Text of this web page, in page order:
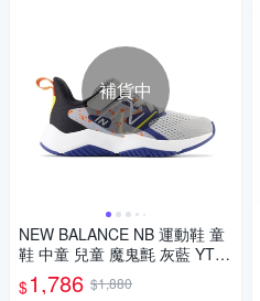
補貨中
NEW BALANCE NB 運動鞋 童
鞋 中童 兒童 魔鬼氈 灰藍 YTR
AVGN2-W楦
$1,786 $1,880